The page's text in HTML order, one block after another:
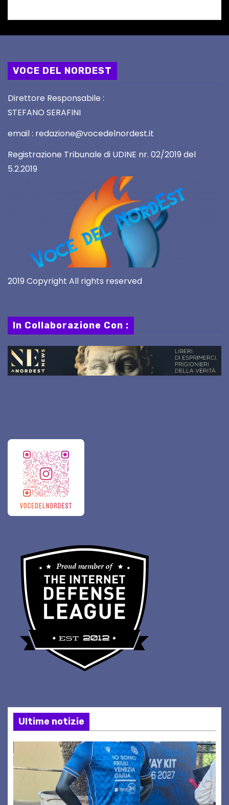
VOCE DEL NORDEST
Direttore Responsabile :
STEFANO SERAFINI
email : redazione@vocedelnordest.it
Registrazione Tribunale di UDINE nr. 02/2019 del
5.2.2019
2019 Copyright All rights reserved
In Collaborazione Con :
Ultime notizie